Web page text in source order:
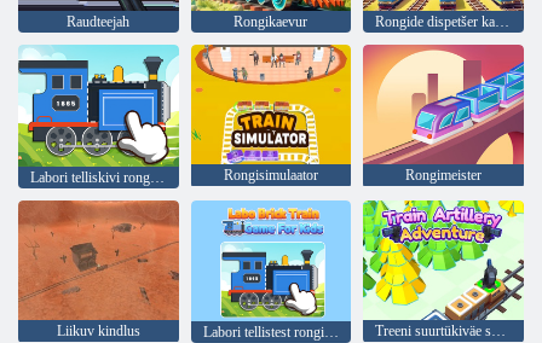
Raudteejah Rongikaevur
Rongisimulaator Rongimeister
Liikuv kindlus Labori tellistest rongimäng lastele Treeni suurtükiväe seiklus